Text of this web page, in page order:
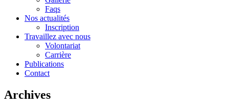
Faqs
Nos actualités
Inscription
Travaillez avec nous
Volontariat
Carrière
Publications
Contact
Archives